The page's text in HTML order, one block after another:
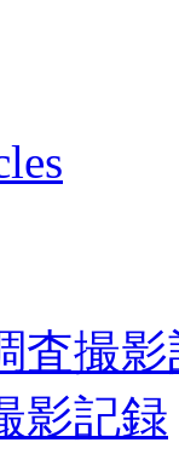
査撮
影記録